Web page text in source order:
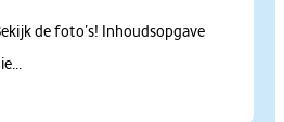
de foto’s! Inhoudsopgave